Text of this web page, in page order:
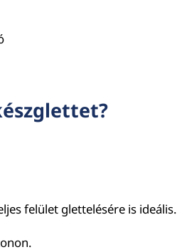
felület glettelésére is ideális.